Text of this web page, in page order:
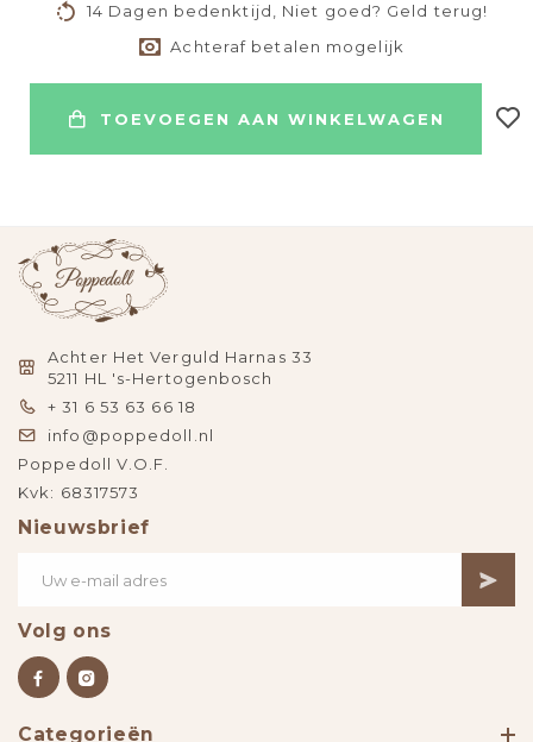
14 Dagen bedenktijd, Niet goed? Geld terug!
Achteraf betalen mogelijk
TOEVOEGEN AAN WINKELWAGEN
Achter Het Verguld Harnas 33
5211 HL 's-Hertogenbosch
+ 31 6 53 63 66 18
info@poppedoll.nl
Poppedoll V.O.F.
Kvk: 68317573
Nieuwsbrief
Volg ons
Categorieën